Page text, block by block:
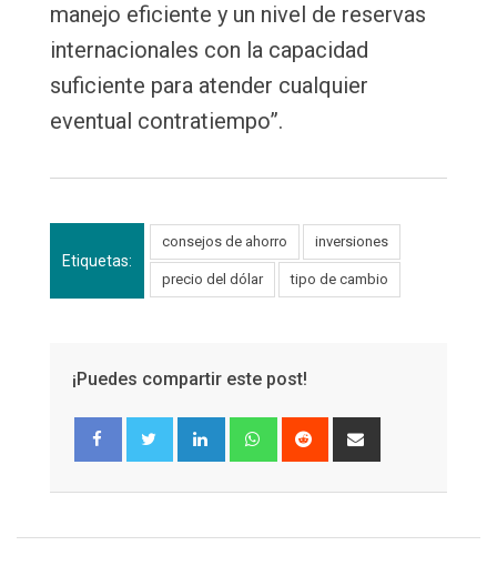
manejo eficiente y un nivel de reservas
internacionales con la capacidad
suficiente para atender cualquier
eventual contratiempo”.
Etiquetas:
consejos de ahorro inversiones
precio del dólar tipo de cambio
¡Puedes compartir este post!
LinkedInWhatsapp
Reddit
via